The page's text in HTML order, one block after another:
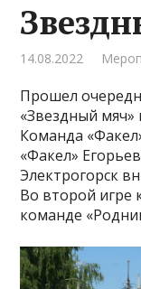
14.08.2022
Прошел
«Звездный мяч»
Команда
«Факел»
Электрогорск
Во второй игре
команде